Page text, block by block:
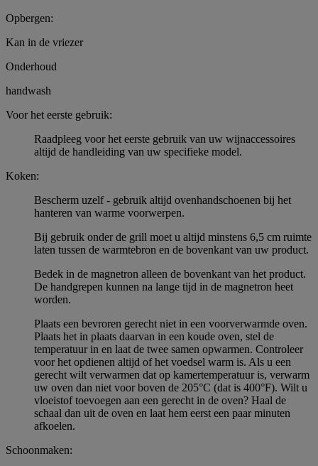
Opbergen:
Kan in de vriezer
Onderhoud
handwash
Voor het eerste gebruik:
Raadpleeg voor het eerste gebruik van uw wijnaccessoires
altijd de handleiding van uw specifieke model.
Koken:
Bescherm uzelf - gebruik altijd ovenhandschoenen bij het
hanteren van warme voorwerpen.
Bij gebruik onder de grill moet u altijd minstens 6,5 cm ruimte
laten tussen de warmtebron en de bovenkant van uw product.
Bedek in de magnetron alleen de bovenkant van het product.
De handgrepen kunnen na lange tijd in de magnetron heet
worden.
Plaats een bevroren gerecht niet in een voorverwarmde oven.
Plaats het in plaats daarvan in een koude oven, stel de
temperatuur in en laat de twee samen opwarmen. Controleer
voor het opdienen altijd of het voedsel warm is. Als u een
gerecht wilt verwarmen dat op kamertemperatuur is, verwarm
uw oven dan niet voor boven de 205°C (dat is 400°F). Wilt u
vloeistof toevoegen aan een gerecht in de oven? Haal de
schaal dan uit de oven en laat hem eerst een paar minuten
afkoelen.
Schoonmaken: